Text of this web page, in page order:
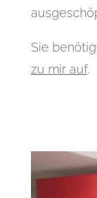
Sie
zu mir auf.